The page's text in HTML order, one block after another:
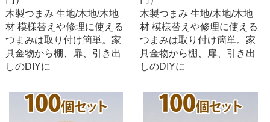
木製つまみ 生地/木地/木地
材 模様替えや修理に使える
つまみは取り付け簡単。家
具金物から棚、扉、引き出
しのDIYに
木製つまみ 生地/木地/木地
材 模様替えや修理に使える
つまみは取り付け簡単。家
具金物から棚、扉、引き出
しのDIYに